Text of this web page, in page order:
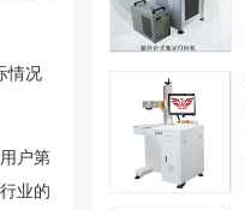
情况
户第
业的